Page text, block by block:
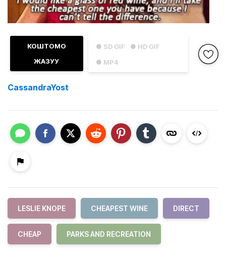
● SD GIF
● HD GIF
● MP4
КОШТОМО
ЖАЗУУ
CassandraYost
LESLIE KNOPE CHEAPEST WINE DIRECT
CHEAP PARKS AND RECREATION